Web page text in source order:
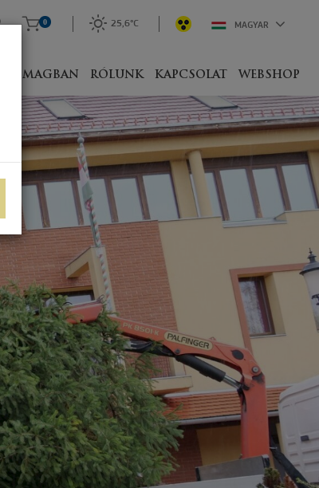
CSOMAGBAN RÓLUNK KAPCSOLAT WEBSHOP
0 25,6°C MAGYAR